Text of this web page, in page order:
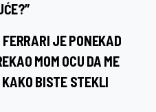
JE PONEKAD
MOM OCU DA ME
BISTE STEKLI